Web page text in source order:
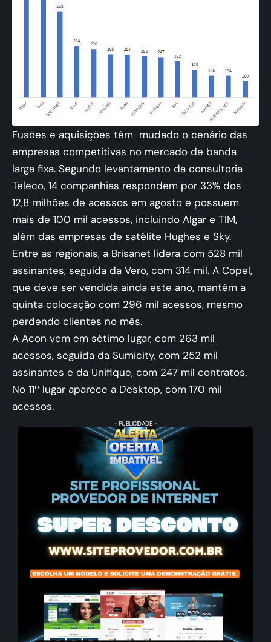
Fusões e aquisições têm mudado o cenário das
empresas competitivas no mercado de banda
larga fixa. Segundo levantamento da consultoria
Teleco, 14 companhias respondem por 33% dos
12,8 milhões de acessos em agosto e possuem
mais de 100 mil acessos, incluindo Algar e TIM,
além das empresas de satélite Hughes e Sky.
Entre as regionais, a Brisanet lidera com 528 mil
assinantes, seguida da Vero, com 314 mil. A Copel,
que deve ser vendida ainda este ano, mantém a
quinta colocação com 296 mil acessos, mesmo
perdendo clientes no mês.
A Acon vem em sétimo lugar, com 263 mil
acessos, seguida da Sumicity, com 252 mil
assinantes e da Unifique, com 247 mil contratos.
No 11º lugar aparece a Desktop, com 170 mil
acessos.
- PUBLICIDADE -